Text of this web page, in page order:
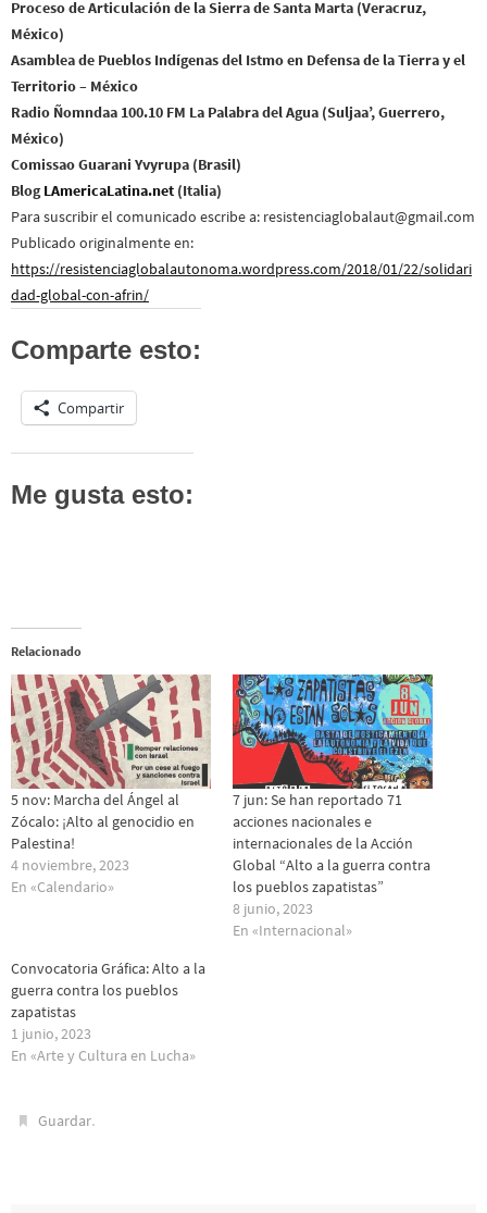
Proceso de Articulación de la Sierra de Santa Marta (Veracruz,
México)
Asamblea de Pueblos Indígenas del Istmo en Defensa de la Tierra y el
Territorio – México
Radio Ñomndaa 100.10 FM La Palabra del Agua (Suljaa’, Guerrero,
México)
Comissao Guarani Yvyrupa (Brasil)
BlogLAmericaLatina.net (Italia)
Para suscribir el comunicado escribe a: resistenciaglobalaut@gmail.com
Publicado originalmente en:
https://resistenciaglobalautonoma.wordpress.com/2018/01/22/solidari
dad-global-con-afrin/
Comparte esto:
Compartir
Me gusta esto:
Relacionado
5 nov: Marcha del Ángel al
Zócalo: ¡Alto al genocidio en
Palestina!
4 noviembre, 2023
En «Calendario»
7 jun: Se han reportado 71
acciones nacionales e
internacionales de la Acción
Global “Alto a la guerra contra
los pueblos zapatistas”
8 junio, 2023
En «Internacional»
Convocatoria Gráfica: Alto a la
guerra contra los pueblos
zapatistas
1 junio, 2023
En «Arte y Cultura en Lucha»
Guardar.